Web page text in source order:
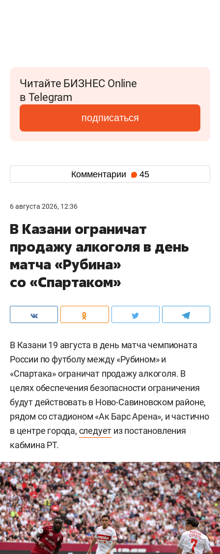
Читайте БИЗНЕС Online
в Telegram
подписаться
Комментарии 45
6 августа 2026, 12:36
В Казани ограничат
продажу алкоголя в день
матча «Рубина»
со «Спартаком»
В Казани 19 августа в день матча чемпионата
России по футболу между «Рубином» и
«Спартака» ограничат продажу алкоголя. В
целях обеспечения безопасности ограничения
будут действовать в Ново-Савиновском районе,
рядом со стадионом «Ак Барс Арена», и частично
в центре города, следует из постановления
кабмина РТ.